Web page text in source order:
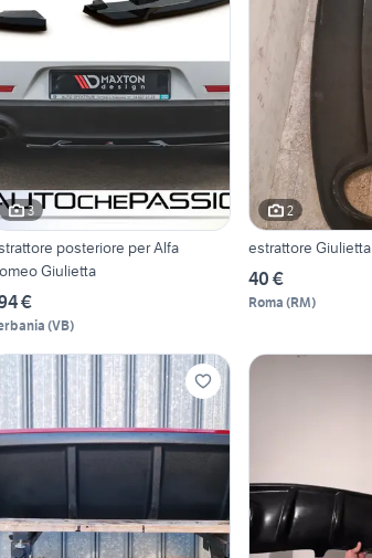
3
posteriore per Alfa
Giulietta
€
(VB)
2
estrattore Giulietta
40 €
Roma (RM)